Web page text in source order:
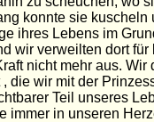
konnte sie
ihres Lebens im
wir verweilten dort für
nicht mehr aus. Wir
die wir mit der
Teil unseres
immer in unseren